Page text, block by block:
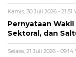
Kamis, 30 Juli 2026 - 21:51
Pernyataan
Sektoral, dan
Selasa, 21 Juli 2026 -